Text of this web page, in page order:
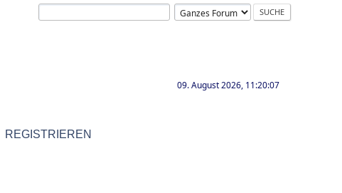
09. August 2026, 11:20:07
REGISTRIEREN